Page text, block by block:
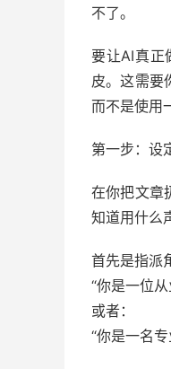
不了。
要让AI真正
皮。这需要
而不是使用
第一步：设
在你把文章
知道用什么
首先是指派
“你是一位
或者：
“你是一名